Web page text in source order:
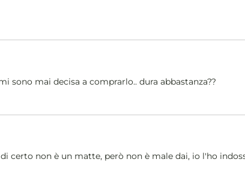
sono mai decisa a comprarlo.. dura abbastanza??
certo non è un matte, però non è male dai, io l'ho